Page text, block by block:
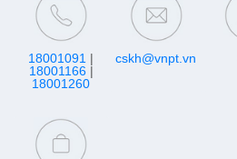
18001091 |
18001166|
18001260
cskh@vnpt.vn